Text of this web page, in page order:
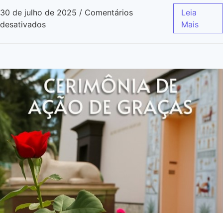
30 de julho de 2025 / Comentários
desativados
Leia
Mais